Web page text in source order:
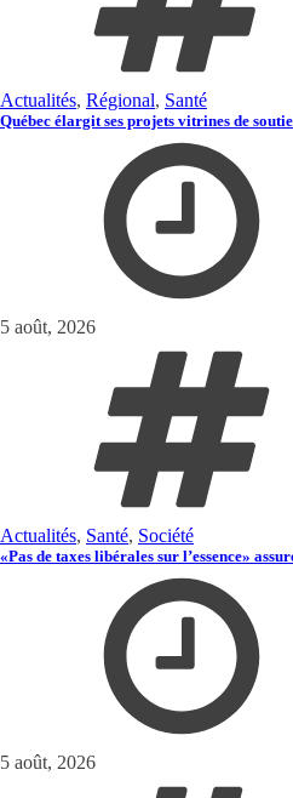
Actualités, Régional, Santé
Québec élargit ses projets vitrines de
5 août, 2026
Actualités, Santé, Société
«Pas de taxes libérales sur l’essence»
5 août, 2026